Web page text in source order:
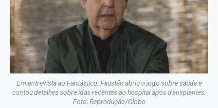
Em entrevista ao Fantástico, Faustão abriu o jogo sobre saúde e
contou detalhes sobre idas recentes ao hospital após transplantes.
Foto: Reprodução/Globo